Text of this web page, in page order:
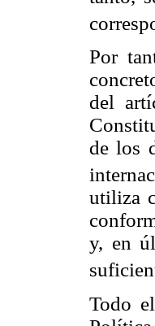
Por
del
de los
utiliza
y, en
Todo